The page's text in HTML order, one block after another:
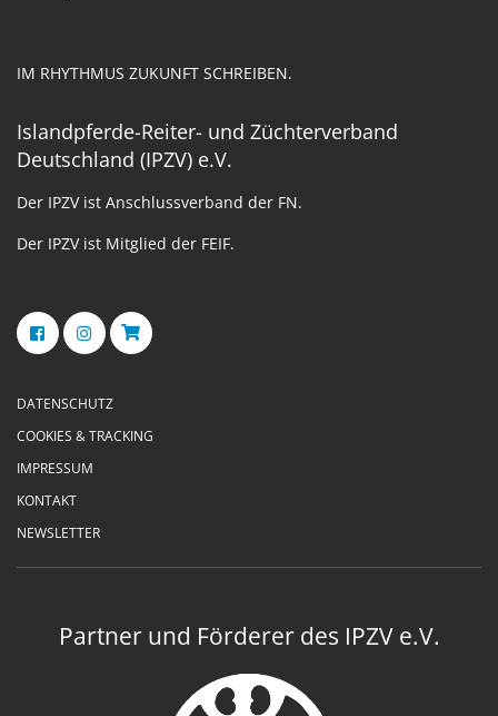
IM RHYTHMUS ZUKUNFT SCHREIBEN.
Islandpferde-Reiter- und Züchterverband
Deutschland (IPZV) e.V.
Der IPZV ist Anschlussverband der FN.
Der IPZV ist Mitglied der FEIF.
DATENSCHUTZ
COOKIES & TRACKING
IMPRESSUM
KONTAKT
NEWSLETTER
Partner und Förderer des IPZV e.V.